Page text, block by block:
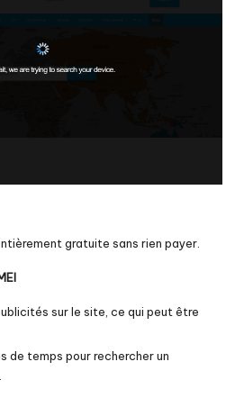
gratuite sans rien payer.
sur le site, ce qui peut être
de temps pour rechercher un